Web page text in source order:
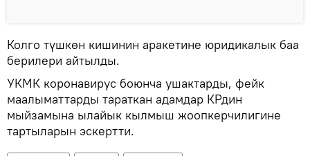
Колго түшкөн кишинин аракетине юридикалык баа
берилери айтылды.
УКМК коронавирус боюнча ушактарды, фейк
маалыматтарды тараткан адамдар КРдин
мыйзамына ылайык кылмыш жоопкерчилигине
тартыларын эскертти.